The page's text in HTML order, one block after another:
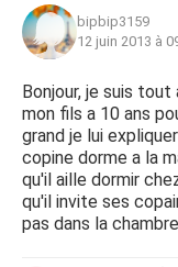
bipbip3159
12 juin 2013 à
Bonjour, je suis
mon fils a 10 ans
grand je lui
copine dorme a la
qu'il aille dormir
qu'il invite ses
pas dans la